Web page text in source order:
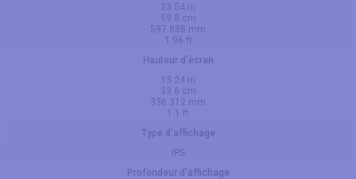
23.54 in
59.8 cm
597.888 mm
1.96 ft
Hauteur d'écran
13.24 in
33.6 cm
336.312 mm
1.1 ft
Type d'affichage
IPS
Profondeur d'affichage